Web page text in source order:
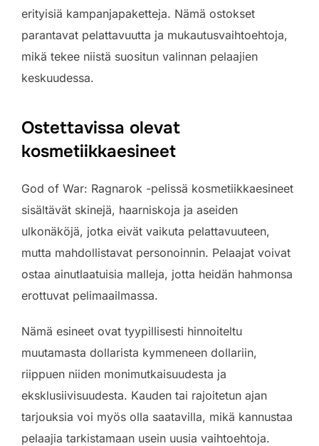
erityisiä kampanjapaketteja. Nämä ostokset
parantavat pelattavuutta ja mukautusvaihtoehtoja,
mikä tekee niistä suositun valinnan pelaajien
keskuudessa.
Ostettavissa olevat
kosmetiikkaesineet
God of War: Ragnarok -pelissä kosmetiikkaesineet
sisältävät skinejä, haarniskoja ja aseiden
ulkonäköjä, jotka eivät vaikuta pelattavuuteen,
mutta mahdollistavat personoinnin. Pelaajat voivat
ostaa ainutlaatuisia malleja, jotta heidän hahmonsa
erottuvat pelimaailmassa.
Nämä esineet ovat tyypillisesti hinnoiteltu
muutamasta dollarista kymmeneen dollariin,
riippuen niiden monimutkaisuudesta ja
eksklusiivisuudesta. Kauden tai rajoitetun ajan
tarjouksia voi myös olla saatavilla, mikä kannustaa
pelaajia tarkistamaan usein uusia vaihtoehtoja.